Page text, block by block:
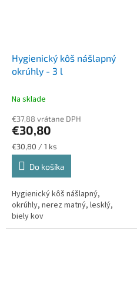
Hygienický kôš nášlapný
okrúhly - 3 l
Na sklade
€37,88 vrátane DPH
€30,80
Jednotková
cena:
€30,80 / 1 ks
Do košíka
Hygienický kôš nášlapný,
okrúhly, nerez matný, lesklý,
biely kov